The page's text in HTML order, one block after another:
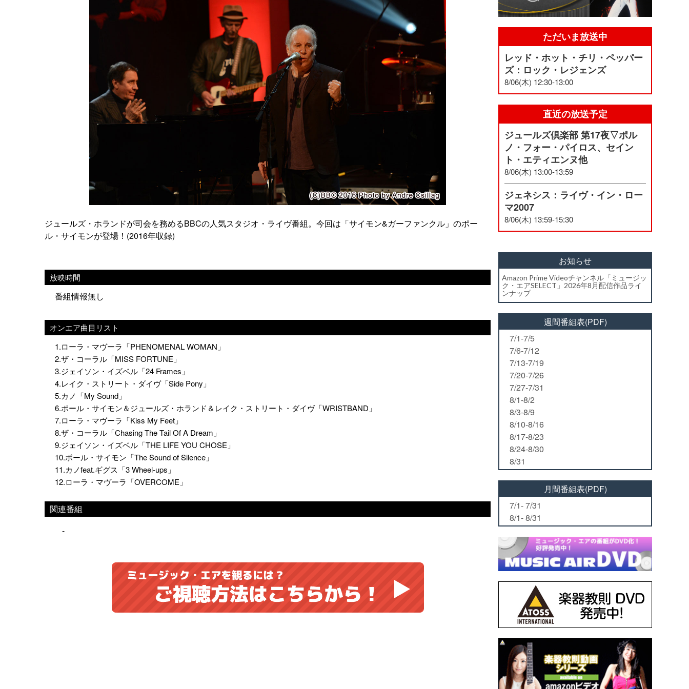
ジュールズ・ホランドが司会を務めるBBCの人気スタジオ・ライヴ番組。今回は「サイモン&ガーファンクル」のポー
ル・サイモンが登場！(2016年収録)
放映時間
番組情報無し
オンエア曲目リスト
1.ローラ・マヴーラ「PHENOMENAL WOMAN」
2.ザ・コーラル「MISS FORTUNE」
3.ジェイソン・イズベル「24 Frames」
4.レイク・ストリート・ダイヴ「Side Pony」
5.カノ「My Sound」
6.ポール・サイモン＆ジュールズ・ホランド＆レイク・ストリート・ダイヴ「WRISTBAND」
7.ローラ・マヴーラ「Kiss My Feet」
8.ザ・コーラル「Chasing The Tail Of A Dream」
9.ジェイソン・イズベル「THE LIFE YOU CHOSE」
10.ポール・サイモン「The Sound of Silence」
11.カノfeat.ギグス「3 Wheel-ups」
12.ローラ・マヴーラ「OVERCOME」
関連番組
-
ただいま放送中
レッド・ホット・チリ・ペッパー
ズ：ロック・レジェンズ
8/06(木) 12:30-13:00
直近の放送予定
ジュールズ倶楽部 第17夜▽ポル
ノ・フォー・パイロス、セイン
ト・エティエンヌ他
8/06(木) 13:00-13:59
ジェネシス：ライヴ・イン・ロー
マ2007
8/06(木) 13:59-15:30
お知らせ
Amazon Prime Videoチャンネル「ミュージッ
ク・エアSELECT」2026年8月配信作品ライ
ンナップ
週間番組表(PDF)
7/1-7/5
7/6-7/12
7/13-7/19
7/20-7/26
7/27-7/31
8/1-8/2
8/3-8/9
8/10-8/16
8/17-8/23
8/24-8/30
8/31
月間番組表(PDF)
7/1- 7/31
8/1- 8/31